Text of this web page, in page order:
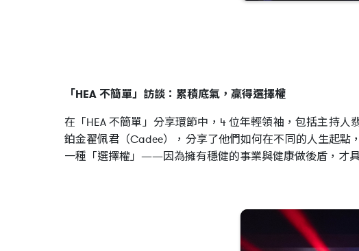
「HEA 不簡單」訪談：累積底氣，贏得選擇權
在「HEA 不簡單」分享環節中，4 位年輕領袖，包括主持
鉑金翟佩君（Cadee），分享了他們如何在不同的人生起
一種「選擇權」——因為擁有穩健的事業與健康做後盾，才